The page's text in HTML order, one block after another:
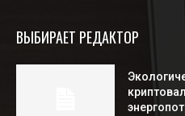
ВЫБИРАЕТ РЕДАКТОР